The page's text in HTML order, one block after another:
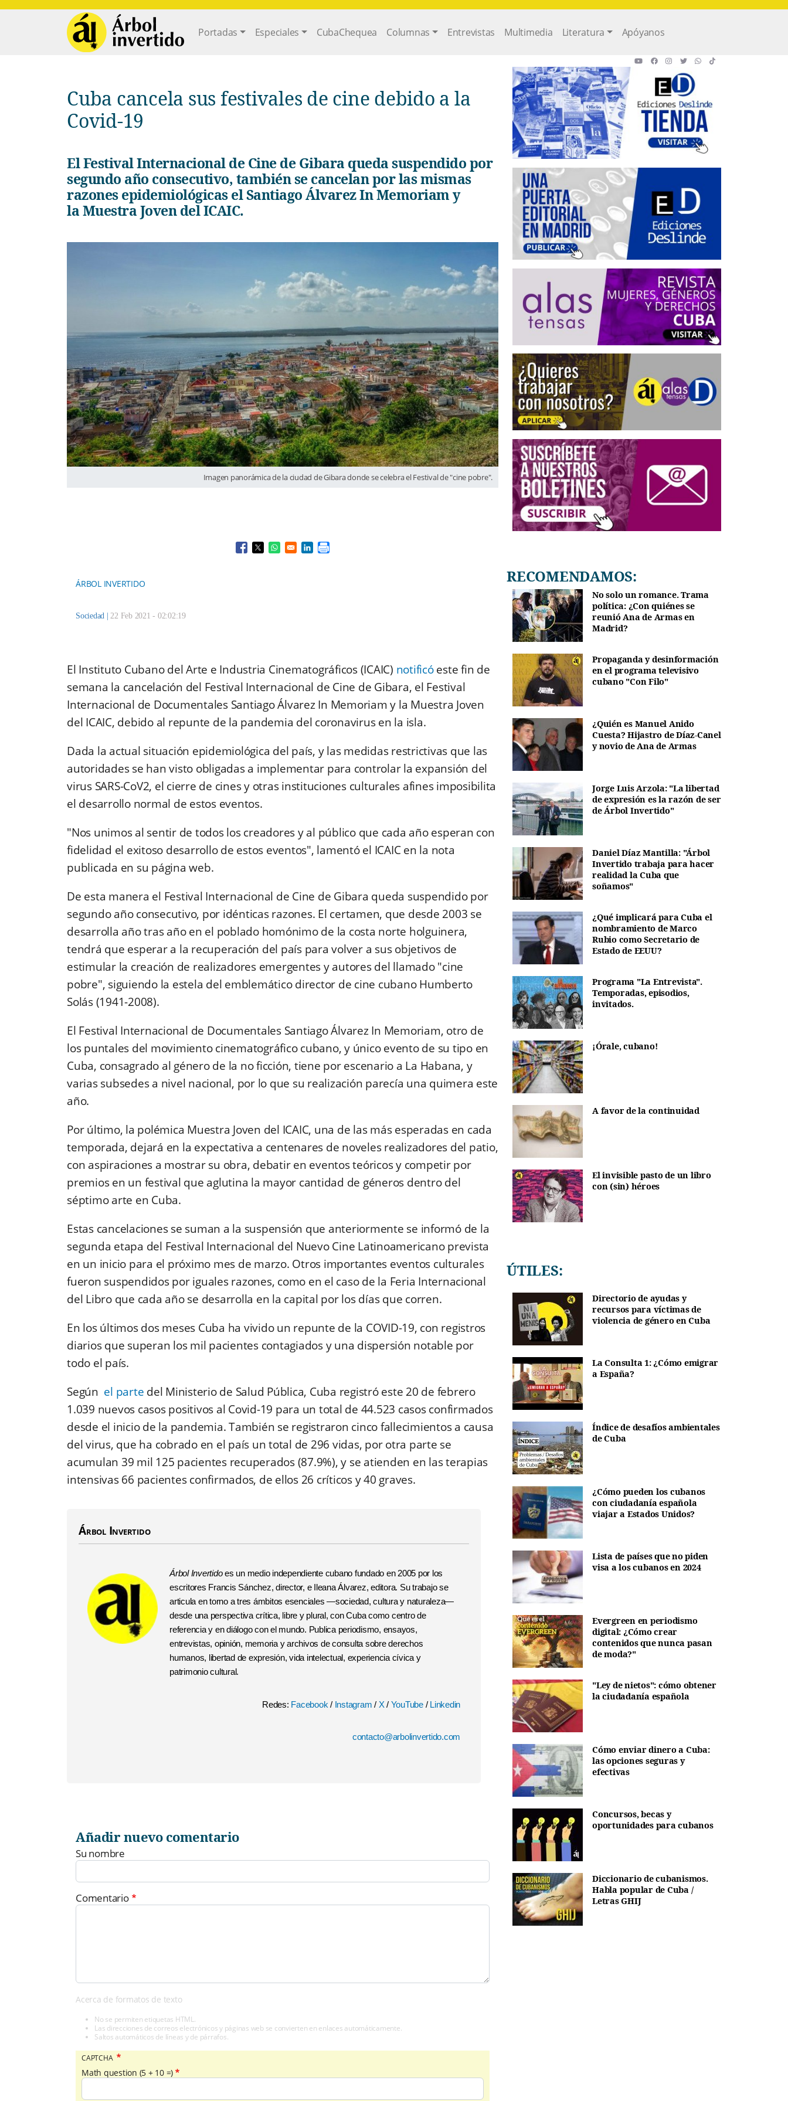
Main navigation
Portadas Especiales CubaChequea Columnas Entrevistas Multimedia Literatura Apóyanos
Cuba cancela sus festivales de cine debido a la
Covid-19
El Festival Internacional de Cine de Gibara queda suspendido por
segundo año consecutivo, también se cancelan por las mismas
razones epidemiológicas el Santiago Álvarez In Memoriam y
la Muestra Joven del ICAIC.
Imagen panorámica de la ciudad de Gibara donde se celebra el Festival de "cine pobre".
Opens in a new window
Opens in a new window
Opens in a new window
Opens in a new window
ÁRBOL INVERTIDO
Sociedad | 22 Feb 2021 - 02:02:19
El Instituto Cubano del Arte e Industria Cinematográficos (ICAIC) notificóeste fin de
semana la cancelación del Festival Internacional de Cine de Gibara, el Festival
Internacional de Documentales Santiago Álvarez In Memoriam y la Muestra Joven
del ICAIC, debido al repunte de la pandemia del coronavirus en la isla.
Dada la actual situación epidemiológica del país, y las medidas restrictivas que las
autoridades se han visto obligadas a implementar para controlar la expansión del
virus SARS-CoV2, el cierre de cines y otras instituciones culturales afines imposibilita
el desarrollo normal de estos eventos.
"Nos unimos al sentir de todos los creadores y al público que cada año esperan con
fidelidad el exitoso desarrollo de estos eventos", lamentó el ICAIC en la nota
publicada en su página web.
De esta manera el Festival Internacional de Cine de Gibara queda suspendido por
segundo año consecutivo, por idénticas razones. El certamen, que desde 2003 se
desarrolla año tras año en el poblado homónimo de la costa norte holguinera,
tendrá que esperar a la recuperación del país para volver a sus objetivos de
estimular la creación de realizadores emergentes y autores del llamado "cine
pobre", siguiendo la estela del emblemático director de cine cubano Humberto
Solás (1941-2008).
El Festival Internacional de Documentales Santiago Álvarez In Memoriam, otro de
los puntales del movimiento cinematográfico cubano, y único evento de su tipo en
Cuba, consagrado al género de la no ficción, tiene por escenario a La Habana, y
varias subsedes a nivel nacional, por lo que su realización parecía una quimera este
año.
Por último, la polémica Muestra Joven del ICAIC, una de las más esperadas en cada
temporada, dejará en la expectativa a centenares de noveles realizadores del patio,
con aspiraciones a mostrar su obra, debatir en eventos teóricos y competir por
premios en un festival que aglutina la mayor cantidad de géneros dentro del
séptimo arte en Cuba.
Estas cancelaciones se suman a la suspensión que anteriormente se informó de la
segunda etapa del Festival Internacional del Nuevo Cine Latinoamericano prevista
en un inicio para el próximo mes de marzo. Otros importantes eventos culturales
fueron suspendidos por iguales razones, como en el caso de la Feria Internacional
del Libro que cada año se desarrolla en la capital por los días que corren.
En los últimos dos meses Cuba ha vivido un repunte de la COVID-19, con registros
diarios que superan los mil pacientes contagiados y una dispersión notable por
todo el país.
Según el parte del Ministerio de Salud Pública, Cuba registró este 20 de febrero
1.039 nuevos casos positivos al Covid-19 para un total de 44.523 casos confirmados
desde el inicio de la pandemia. También se registraron cinco fallecimientos a causa
del virus, que ha cobrado en el país un total de 296 vidas, por otra parte se
acumulan 39 mil 125 pacientes recuperados (87.9%), y se atienden en las terapias
intensivas 66 pacientes confirmados, de ellos 26 críticos y 40 graves.
Árbol Invertido
Árbol Invertidoes un medio independiente cubano fundado en 2005 por los
escritores Francis Sánchez, director, e Ileana Álvarez, editora. Su trabajo se
articula en torno a tres ámbitos esenciales —sociedad, cultura y naturaleza—
desde una perspectiva crítica, libre y plural, con Cuba como centro de
referencia y en diálogo con el mundo. Publica periodismo, ensayos,
entrevistas, opinión, memoria y archivos de consulta sobre derechos
humanos, libertad de expresión, vida intelectual, experiencia cívica y
patrimonio cultural.
Redes: Facebook / Instagram / X/ YouTube / Linkedin
contacto@arbolinvertido.com
Añadir nuevo comentario
Su nombre
Comentario
Acerca de formatos de texto
No se permiten etiquetas HTML.
Las direcciones de correos electrónicos y páginas web se convierten en enlaces automáticamente.
Saltos automáticos de líneas y de párrafos.
CAPTCHA
Math question (5 + 10 =)
RECOMENDAMOS:
No solo un romance. Trama
política: ¿Con quiénes se
reunió Ana de Armas en
Madrid?
Propaganda y desinformación
en el programa televisivo
cubano "Con Filo"
¿Quién es Manuel Anido
Cuesta? Hijastro de Díaz-Canel
y novio de Ana de Armas
Jorge Luis Arzola: "La libertad
de expresión es la razón de ser
de Árbol Invertido"
Daniel Díaz Mantilla: "Árbol
Invertido trabaja para hacer
realidad la Cuba que
soñamos"
¿Qué implicará para Cuba el
nombramiento de Marco
Rubio como Secretario de
Estado de EEUU?
Programa "La Entrevista".
Temporadas, episodios,
invitados.
¡Órale, cubano!
A favor de la continuidad
El invisible pasto de un libro
con (sin) héroes
ÚTILES:
Directorio de ayudas y
recursos para víctimas de
violencia de género en Cuba
La Consulta 1: ¿Cómo emigrar
a España?
Índice de desafíos ambientales
de Cuba
¿Cómo pueden los cubanos
con ciudadanía española
viajar a Estados Unidos?
Lista de países que no piden
visa a los cubanos en 2024
Evergreen en periodismo
digital: ¿Cómo crear
contenidos que nunca pasan
de moda?"
"Ley de nietos": cómo obtener
la ciudadanía española
Cómo enviar dinero a Cuba:
las opciones seguras y
efectivas
Concursos, becas y
oportunidades para cubanos
Diccionario de cubanismos.
Habla popular de Cuba /
Letras GHIJ